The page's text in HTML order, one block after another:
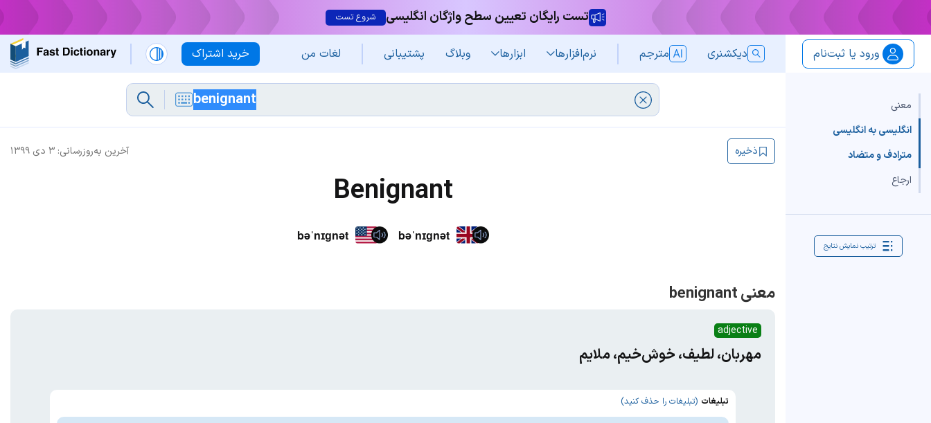
تست رایگان تعیین سطح واژگان انگلیسی شروع تست
خرید اشتراک ورود یا ثبت‌نام دیکشنری مترجم نرم‌افزار‌ها ابزارها وبلاگ پشتیبانی لغات من
معنی
انگلیسی به انگلیسی
مترادف و متضاد
ارجاع
ترتیب نمایش نتایج
آخرین به‌روزرسانی: ۳ دی ۱۳۹۹ ذخیره
Benignant
bəˈnɪɡnət bəˈnɪɡnət
معنی benignant
adjective
مهربان، لطیف، خوش‌خیم، ملایم
تبلیغات (تبلیغات را حذف کنید)